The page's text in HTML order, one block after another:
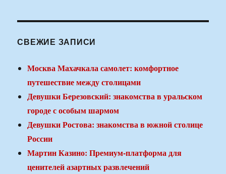
СВЕЖИЕ ЗАПИСИ
Москва Махачкала самолет: комфортное
путешествие между столицами
Девушки Березовский: знакомства в уральском
городе с особым шармом
Девушки Ростова: знакомства в южной столице
России
Мартин Казино: Премиум-платформа для
ценителей азартных развлечений